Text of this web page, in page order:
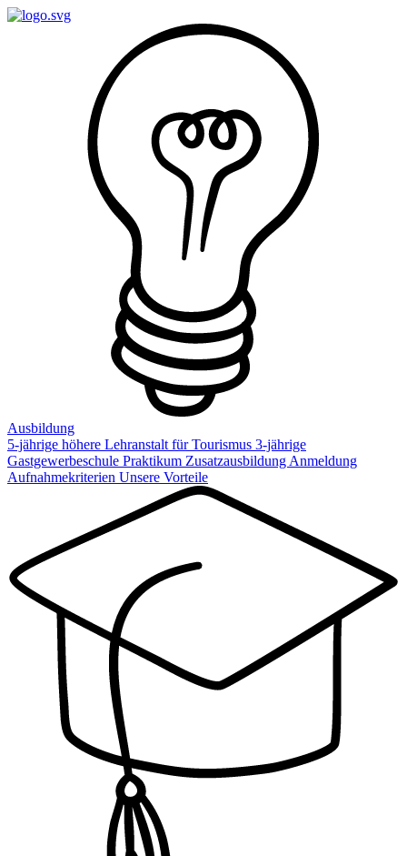
Ausbildung
5-jährige höhere Lehranstalt für Tourismus 3-jährige
Gastgewerbeschule Praktikum Zusatzausbildung Anmeldung
Aufnahmekriterien Unsere Vorteile